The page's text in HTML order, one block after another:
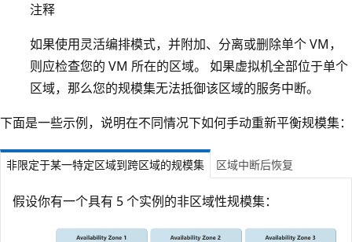
注释
如果使用灵活编排模式，并附加、分离或删除单个 VM，
则应检查您的 VM 所在的区域。 如果虚拟机全部位于单个
区域，那么您的规模集无法抵御该区域的服务中断。
下面是一些示例，说明在不同情况下如何手动重新平衡规模集：
非限定于某一特定区域到跨区域的规模集 区域中断后恢复
假设你有一个具有 5 个实例的非区域性规模集：